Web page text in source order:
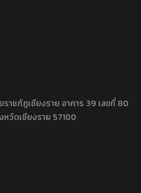
ราชภัฏเชียงราย อาคาร 39 เลขที่ 80
หวัดเชียงราย 57100